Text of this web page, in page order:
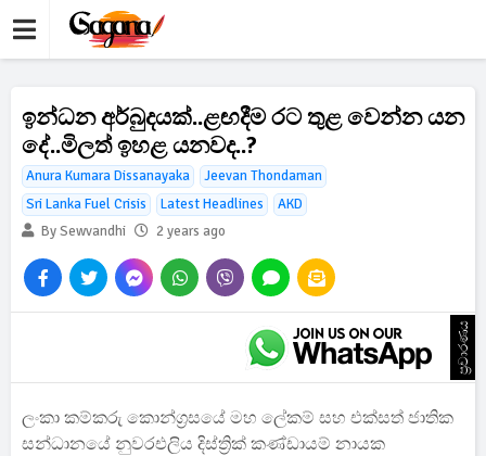
ඉන්ධන අර්බුදයක්..ළඟදීම රට තුළ වෙන්න යන
දේ..මිලත් ඉහළ යනවද..?
Anura Kumara Dissanayaka
Jeevan Thondaman
Sri Lanka Fuel Crisis
Latest Headlines
AKD
By Sewvandhi
2 years ago
ප්‍රචාරණය
ලංකා කම්කරු කොන්ග්‍රසයේ මහ ලේකම් සහ එක්සත් ජාතික
සන්ධානයේ නුවරඑලිය දිස්ත්‍රික් කණ්ඩායම් නායක